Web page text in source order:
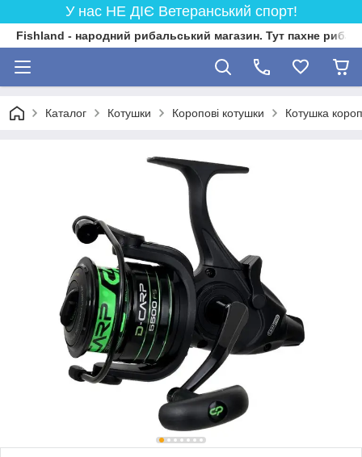
У нас НЕ ДІЄ Ветеранський спорт!
Fishland - народний рибальський магазин. Тут пахне
Каталог Котушки Коропові котушки Котушка